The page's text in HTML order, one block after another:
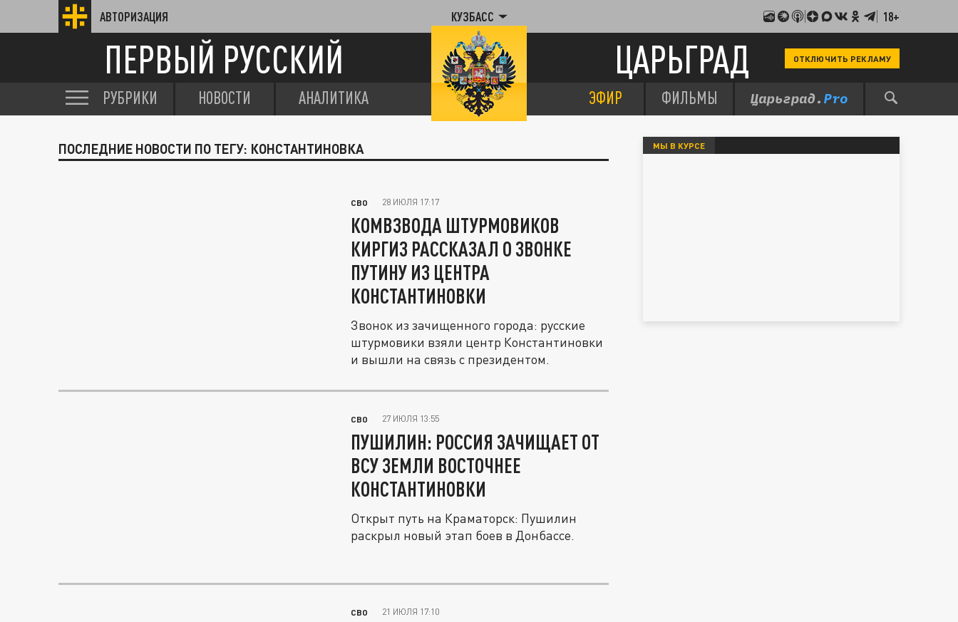
АВТОРИЗАЦИЯ КУЗБАСС 18+
ПЕРВЫЙ РУССКИЙ ЦАРЬГРАД ОТКЛЮЧИТЬ РЕКЛАМУ
РУБРИКИ НОВОСТИ АНАЛИТИКА ЭФИР ФИЛЬМЫ
ПОСЛЕДНИЕ НОВОСТИ ПО ТЕГУ: КОНСТАНТИНОВКА
СВО 28 ИЮЛЯ 17:17
КОМВЗВОДА ШТУРМОВИКОВ
КИРГИЗ РАССКАЗАЛ О ЗВОНКЕ
ПУТИНУ ИЗ ЦЕНТРА
КОНСТАНТИНОВКИ
Звонок из зачищенного города: русские
штурмовики взяли центр Константиновки
и вышли на связь с президентом.
СВО 27 ИЮЛЯ 13:55
ПУШИЛИН: РОССИЯ ЗАЧИЩАЕТ ОТ
ВСУ ЗЕМЛИ ВОСТОЧНЕЕ
КОНСТАНТИНОВКИ
Открыт путь на Краматорск: Пушилин
раскрыл новый этап боев в Донбассе.
СВО 21 ИЮЛЯ 17:10
МЫ В КУРСЕ